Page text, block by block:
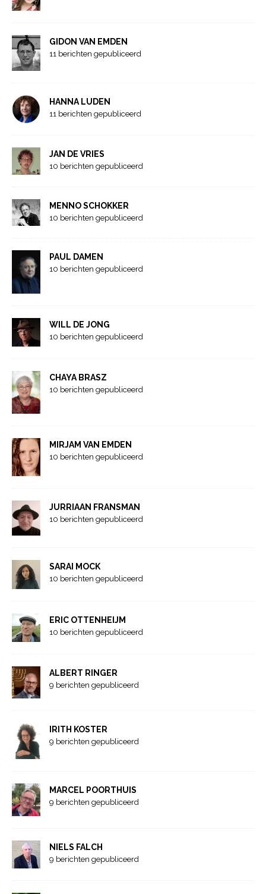
GIDON VAN EMDEN
11 berichten gepubliceerd
HANNA LUDEN
11 berichten gepubliceerd
JAN DE VRIES
10 berichten gepubliceerd
MENNO SCHOKKER
10 berichten gepubliceerd
PAUL DAMEN
10 berichten gepubliceerd
WILL DE JONG
10 berichten gepubliceerd
CHAYA BRASZ
10 berichten gepubliceerd
MIRJAM VAN EMDEN
10 berichten gepubliceerd
JURRIAAN FRANSMAN
10 berichten gepubliceerd
SARAI MOCK
10 berichten gepubliceerd
ERIC OTTENHEIJM
10 berichten gepubliceerd
ALBERT RINGER
9 berichten gepubliceerd
IRITH KOSTER
9 berichten gepubliceerd
MARCEL POORTHUIS
9 berichten gepubliceerd
NIELS FALCH
9 berichten gepubliceerd